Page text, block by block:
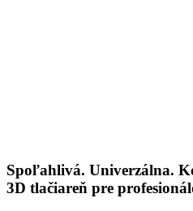
Spoľahlivá. Univerzálna.
3D tlačiareň pre